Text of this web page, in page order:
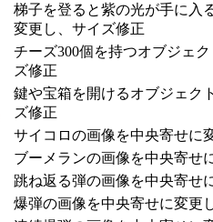
梯子を登ると紫の光が手に入
変更し、サイズ修正
チーズ300個を持つオブジェ
ズ修正
鍵や宝箱を開けるオブジェク
ズ修正
サイコロの画像を中央寄せに
ブーメランの画像を中央寄せ
跳ね返る弾の画像を中央寄せ
爆弾の画像を中央寄せに変更